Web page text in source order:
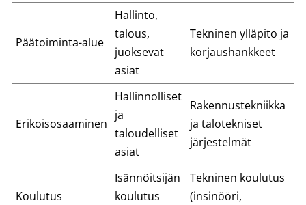
Päätoiminta-alue
Hallinto,
talous,
juoksevat
asiat
Tekninen ylläpito ja
korjaushankkeet
Erikoisosaaminen
Hallinnolliset
ja
taloudelliset
asiat
Rakennustekniikka
ja talotekniset
järjestelmät
Koulutus
Isännöitsijän
koulutus
Tekninen koulutus
(insinööri,